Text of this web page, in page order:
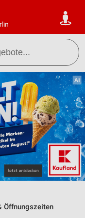
Öffnungszeiten